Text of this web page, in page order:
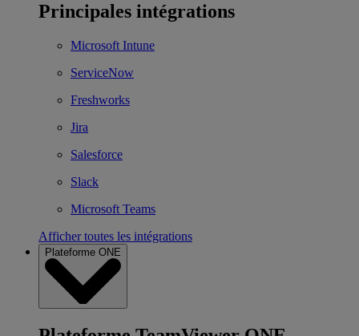
Principales intégrations
Microsoft Intune
ServiceNow
Freshworks
Jira
Salesforce
Slack
Microsoft Teams
Afficher toutes les intégrations
Plateforme ONE